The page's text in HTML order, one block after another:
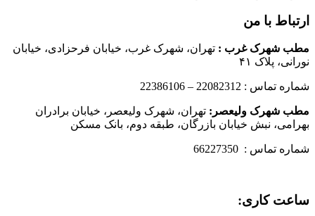
ارتباط با من
مطب شهرک غرب : تهران، شهرک غرب، خیابان فرحزادی، خیابان
نورانی، پلاک ۴۱
شماره تماس : 22082312 – 22386106
مطب شهرک ولیعصر: تهران، شهرک ولیعصر، خیابان برادران
بهرامی، نبش خیابان بازرگان، طبقه دوم، بانک مسکن
شماره تماس : 66227350
ساعت کاری: